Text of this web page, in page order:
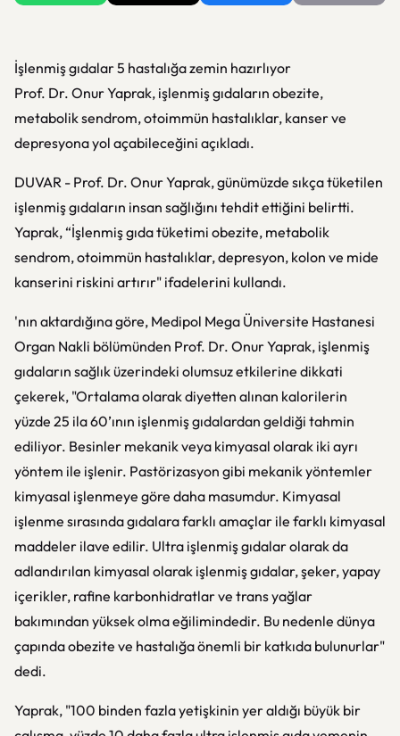
İşlenmiş gıdalar 5 hastalığa zemin hazırlıyor
Prof. Dr. Onur Yaprak, işlenmiş gıdaların obezite,
metabolik sendrom, otoimmün hastalıklar, kanser ve
depresyona yol açabileceğini açıkladı.
DUVAR - Prof. Dr. Onur Yaprak, günümüzde sıkça tüketilen
işlenmiş gıdaların insan sağlığını tehdit ettiğini belirtti.
Yaprak, “İşlenmiş gıda tüketimi obezite, metabolik
sendrom, otoimmün hastalıklar, depresyon, kolon ve mide
kanserini riskini artırır" ifadelerini kullandı.
'nın aktardığına göre, Medipol Mega Üniversite Hastanesi
Organ Nakli bölümünden Prof. Dr. Onur Yaprak, işlenmiş
gıdaların sağlık üzerindeki olumsuz etkilerine dikkati
çekerek, "Ortalama olarak diyetten alınan kalorilerin
yüzde 25 ila 60’ının işlenmiş gıdalardan geldiği tahmin
ediliyor. Besinler mekanik veya kimyasal olarak iki ayrı
yöntem ile işlenir. Pastörizasyon gibi mekanik yöntemler
kimyasal işlenmeye göre daha masumdur. Kimyasal
işlenme sırasında gıdalara farklı amaçlar ile farklı kimyasal
maddeler ilave edilir. Ultra işlenmiş gıdalar olarak da
adlandırılan kimyasal olarak işlenmiş gıdalar, şeker, yapay
içerikler, rafine karbonhidratlar ve trans yağlar
bakımından yüksek olma eğilimindedir. Bu nedenle dünya
çapında obezite ve hastalığa önemli bir katkıda bulunurlar"
dedi.
Yaprak, "100 binden fazla yetişkinin yer aldığı büyük bir